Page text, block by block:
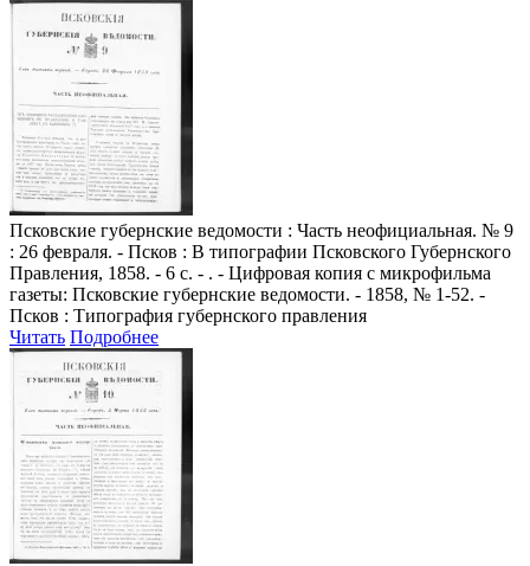
Псковские губернские ведомости : Часть неофициальная. № 9
: 26 февраля. - Псков : В типографии Псковского Губернского
Правления, 1858. - 6 с. - . - Цифровая копия с микрофильма
газеты: Псковские губернские ведомости. - 1858, № 1-52. -
Псков : Типография губернского правления
Читать Подробнее